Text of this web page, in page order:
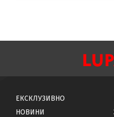
ЕКСКЛУЗИВНО
НОВИНИ